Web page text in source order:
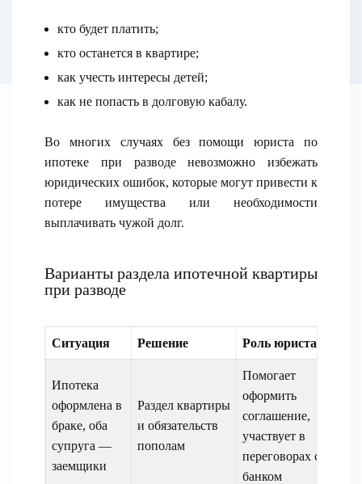
кто будет платить;
кто останется в квартире;
как учесть интересы детей;
как не попасть в долговую кабалу.
Во многих случаях без помощи юриста по
ипотеке при разводе невозможно избежать
юридических ошибок, которые могут привести к
потере имущества или необходимости
выплачивать чужой долг.
Варианты раздела ипотечной квартиры
при разводе
Ситуация Решение Роль юриста
Ипотека
оформлена в
браке, оба
супруга —
заемщики
Раздел квартиры
и обязательств
пополам
Помогает
оформить
соглашение,
участвует в
переговорах с
банком